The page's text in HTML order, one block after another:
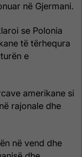
në Gjermani.
se Polonia
të tërhequra
e
amerikane si
rajonale dhe
në vend dhe